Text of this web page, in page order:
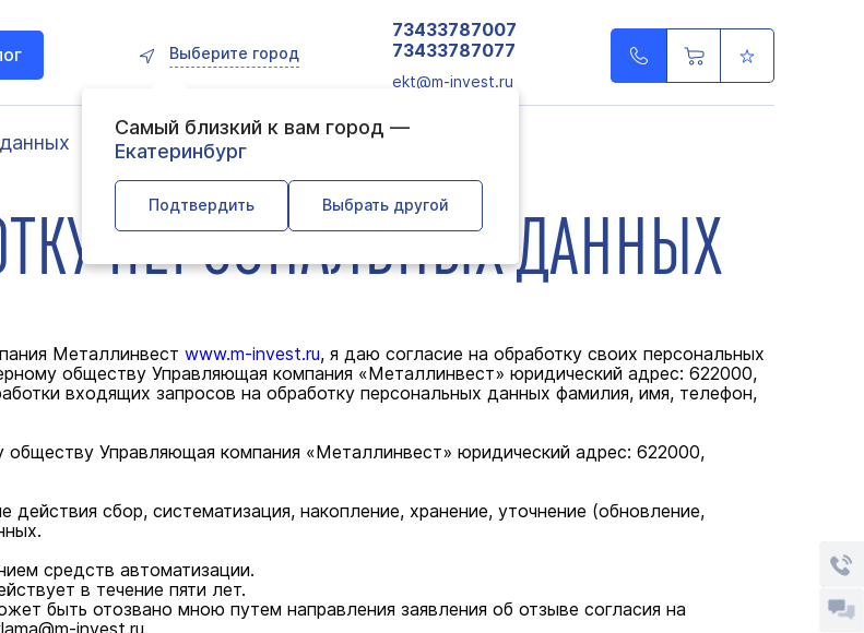
Выберите город
Самый близкий к вам город —
Екатеринбург
Подтвердить Выбрать другой
73433787007
73433787077
ekt@m-invest.ru
ПЕРСОНАЛЬНЫХ ДАННЫХ
Металлинвест www.m-invest.ru, я даю согласие на обработку своих персональных
обществу Управляющая компания «Металлинвест» юридический адрес: 622000,
входящих запросов на обработку персональных данных фамилия, имя, телефон,
Управляющая компания «Металлинвест» юридический адрес: 622000,
сбор, систематизация, накопление, хранение, уточнение (обновление,
средств автоматизации.
в течение пяти лет.
быть отозвано мною путем направления заявления об отзыве согласия на
invest.ru.